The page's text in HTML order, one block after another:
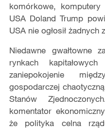
komórkowe,
USA Doland Trump
USA nie ogłosił żadnych
Niedawne gwałtowne
rynkach
zaniepokojenie
gospodarczej
Stanów
komentator
że polityka celna